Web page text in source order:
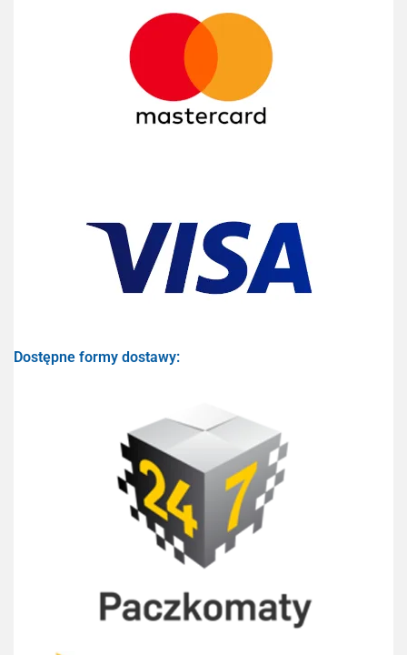
Dostępne formy dostawy: